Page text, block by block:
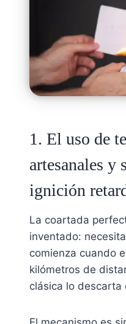
1. El uso de
artesanales y
ignición
La coartada
inventado:
comienza cuando
kilómetros de
clásica lo descarta